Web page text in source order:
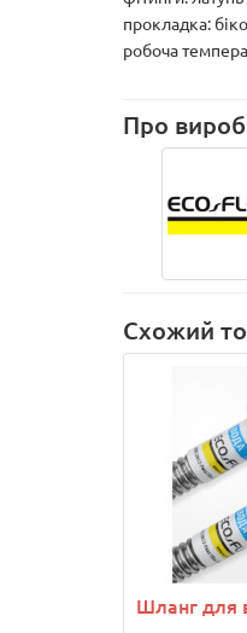
прокладка:
робоча
Про
Схожий
Шланг для